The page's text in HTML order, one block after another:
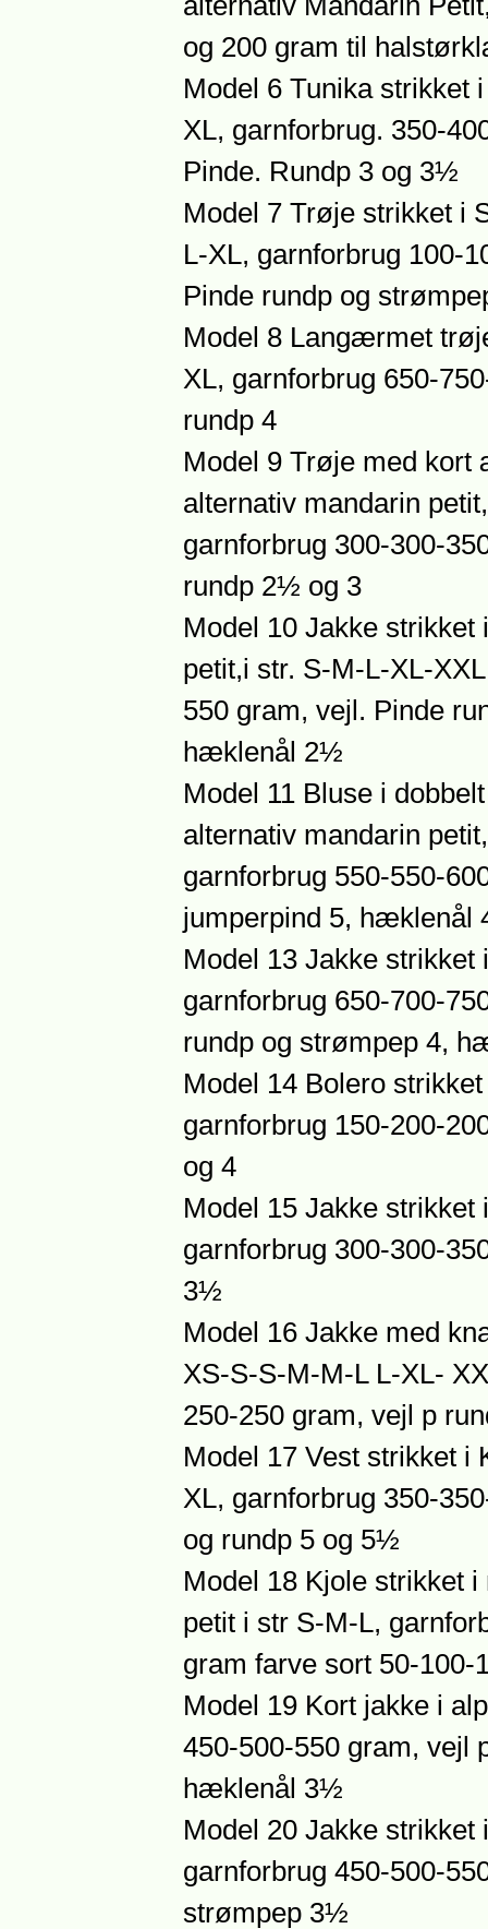
og 200 gram til
Model 6 Tunika strikket
XL, garnforbrug. 350-
Pinde. Rundp 3 og 3½
Model 7 Trøje strikket i
L-XL, garnforbrug 100-
Pinde rundp og
Model 8 Langærmet
XL, garnforbrug 650-
rundp 4
Model 9 Trøje med
alternativ mandarin
garnforbrug 300-300-
rundp 2½ og 3
Model 10 Jakke
petit,i str. S-M-L-XL-
550 gram, vejl. Pinde
hæklenål 2½
Model 11 Bluse i
alternativ mandarin
garnforbrug 550-550-
jumperpind 5, hæklenål
Model 13 Jakke
garnforbrug 650-700-
rundp og strømpep 4,
Model 14 Bolero
garnforbrug 150-200-
og 4
Model 15 Jakke strikket
garnforbrug 300-300-
3½
Model 16 Jakke med
XS-S-S-M-M-L L-XL-
250-250 gram, vejl p
Model 17 Vest strikket i
XL, garnforbrug 350-
og rundp 5 og 5½
Model 18 Kjole strikket
petit i str S-M-L,
gram farve sort 50-
Model 19 Kort jakke i
450-500-550 gram, vejl
hæklenål 3½
Model 20 Jakke
garnforbrug 450-500-
strømpep 3½